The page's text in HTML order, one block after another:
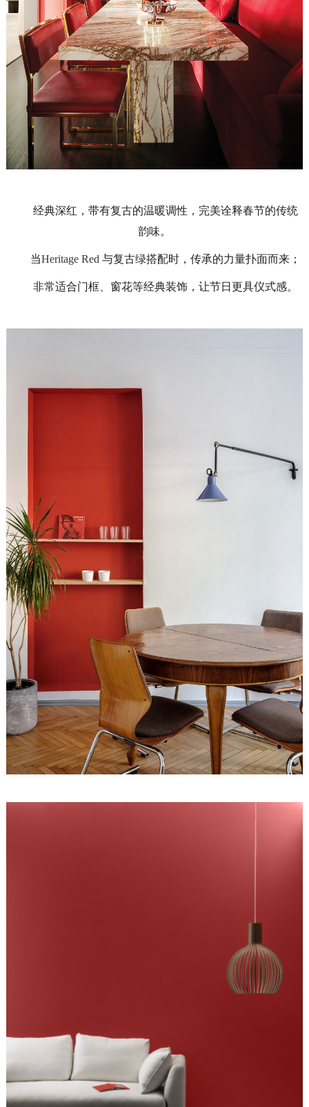
经典深红，带有复古的温暖调性，完美诠释春节的传统
韵味。
当Heritage Red 与复古绿搭配时，传承的力量扑面而来；
非常适合门框、窗花等经典装饰，让节日更具仪式感。